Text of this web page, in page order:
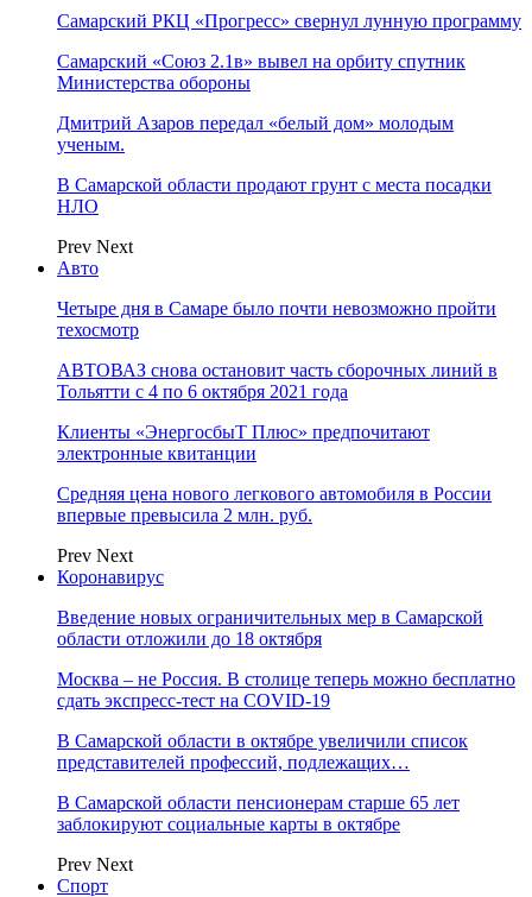
Самарский РКЦ «Прогресс» свернул лунную программу
Самарский «Союз 2.1в» вывел на орбиту спутник
Министерства обороны
Дмитрий Азаров передал «белый дом» молодым
ученым.
В Самарской области продают грунт с места посадки
НЛО
Prev Next
Авто
Четыре дня в Самаре было почти невозможно пройти
техосмотр
АВТОВАЗ снова остановит часть сборочных линий в
Тольятти с 4 по 6 октября 2021 года
Клиенты «ЭнергосбыТ Плюс» предпочитают
электронные квитанции
Средняя цена нового легкового автомобиля в России
впервые превысила 2 млн. руб.
Prev Next
Коронавирус
Введение новых ограничительных мер в Самарской
области отложили до 18 октября
Москва – не Россия. В столице теперь можно бесплатно
сдать экспресс-тест на COVID-19
В Самарской области в октябре увеличили список
представителей профессий, подлежащих…
В Самарской области пенсионерам старше 65 лет
заблокируют социальные карты в октябре
Prev Next
Спорт